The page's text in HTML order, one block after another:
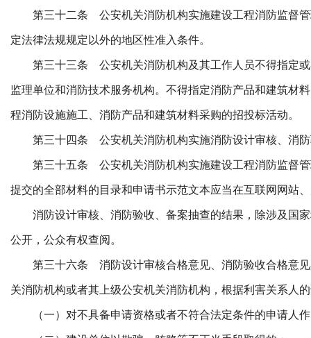
第三十二条 公安机关消防机构实施建设工程消防监督管
定法律法规规定以外的地区性准入条件。
第三十三条 公安机关消防机构及其工作人员不得指定或
监理单位和消防技术服务机构。不得指定消防产品和建筑材
程消防设施施工、消防产品和建筑材料采购的招投标活动。
第三十四条 公安机关消防机构实施消防设计审核、消防
第三十五条 公安机关消防机构实施建设工程消防监督管
提交的全部材料的目录和申请书示范文本应当在互联网网站
消防设计审核、消防验收、备案抽查的结果，除涉及国家
公开，公众有权查阅。
第三十六条 消防设计审核合格意见、消防验收合格意见
关消防机构或者其上级公安机关消防机构，根据利害关系人
（一）对不具备申请资格或者不符合法定条件的申请人